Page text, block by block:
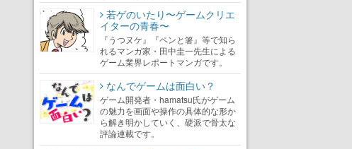
若ゲのいたり〜ゲームクリエ
イターの青春〜
『うつヌケ』『ペンと箸』等で知ら
れるマンガ家・田中圭一先生による
ゲーム業界レポートマンガです。
なんでゲームは面白い？
ゲーム開発者・hamatsu氏がゲーム
の魅力を画面や操作の具体的な形か
ら解き明かしていく、硬派で骨太な
評論連載です。